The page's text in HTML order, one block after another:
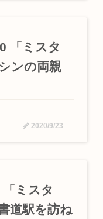
「ミスタ
ンの両親
2020/9/23
ミスタ
道駅を訪ね